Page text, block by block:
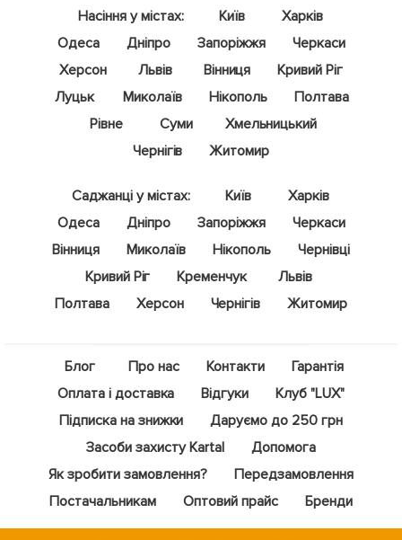
Насіння у містах:
Київ
Харків
Одеса
Дніпро Запоріжжя
Черкаси
Херсон
Львів Вінниця
Кривий Ріг
Луцьк
Миколаїв Нікополь
Полтава
Рівне
Суми
Хмельницький
Чернігів
Житомир
Саджанці у містах: Київ
Харків
Одеса
Дніпро Запоріжжя
Черкаси
Вінниця
Миколаїв Нікополь
Чернівці
Кривий Ріг
Кременчук
Львів
Полтава
Херсон Чернігів Житомир
Блог Про нас Контакти
Гарантія
Оплата і доставка
Відгуки
Клуб "LUX"
Підписка на знижки
Даруємо до 250 грн
Засоби захисту Kartal
Допомога
Як зробити замовлення?
Передзамовлення
Постачальникам
Оптовий прайс Бренди